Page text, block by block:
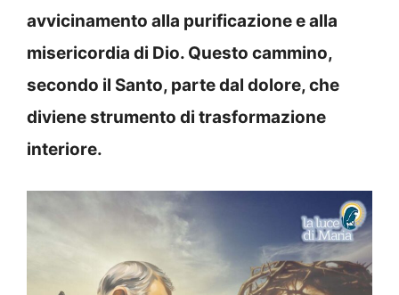
avvicinamento alla purificazione e alla
misericordia di Dio. Questo cammino,
secondo il Santo, parte dal dolore, che
diviene strumento di trasformazione
interiore.